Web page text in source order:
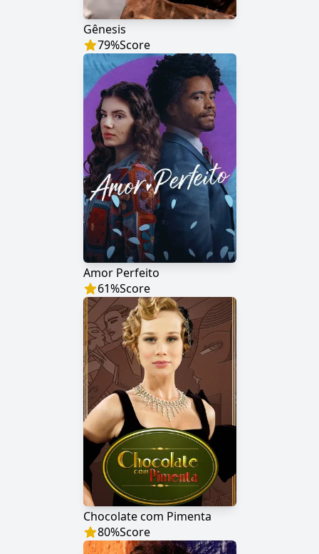
Gênesis
79%Score
Amor Perfeito
61%Score
Chocolate com Pimenta
80%Score